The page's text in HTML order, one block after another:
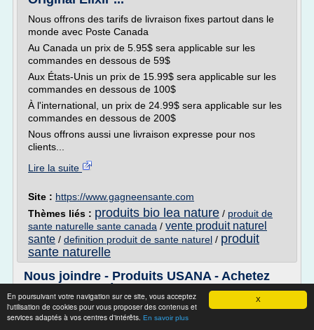
X
En poursuivant votre navigation sur ce site, vous acceptez
l'utilisation de cookies pour vous proposer des contenus et
services adaptés à vos centres d'intérêts. En savoir plus
Nous offrons des tarifs de livraison fixes partout dans le
monde avec Poste Canada
Au Canada un prix de 5.95$ sera applicable sur les
commandes en dessous de 59$
Aux États-Unis un prix de 15.99$ sera applicable sur les
commandes en dessous de 100$
À l'international, un prix de 24.99$ sera applicable sur les
commandes en dessous de 200$
Nous offrons aussi une livraison expresse pour nos
clients...
Lire la suite
Site : https://www.gagneensante.com
Thèmes liés : produits bio lea nature / produit de
sante naturelle sante canada / vente produit naturel
sante / definition produit de sante naturel / produit
sante naturelle
Nous joindre - Produits USANA - Achetez
Pour nous joindre
Par téléphone